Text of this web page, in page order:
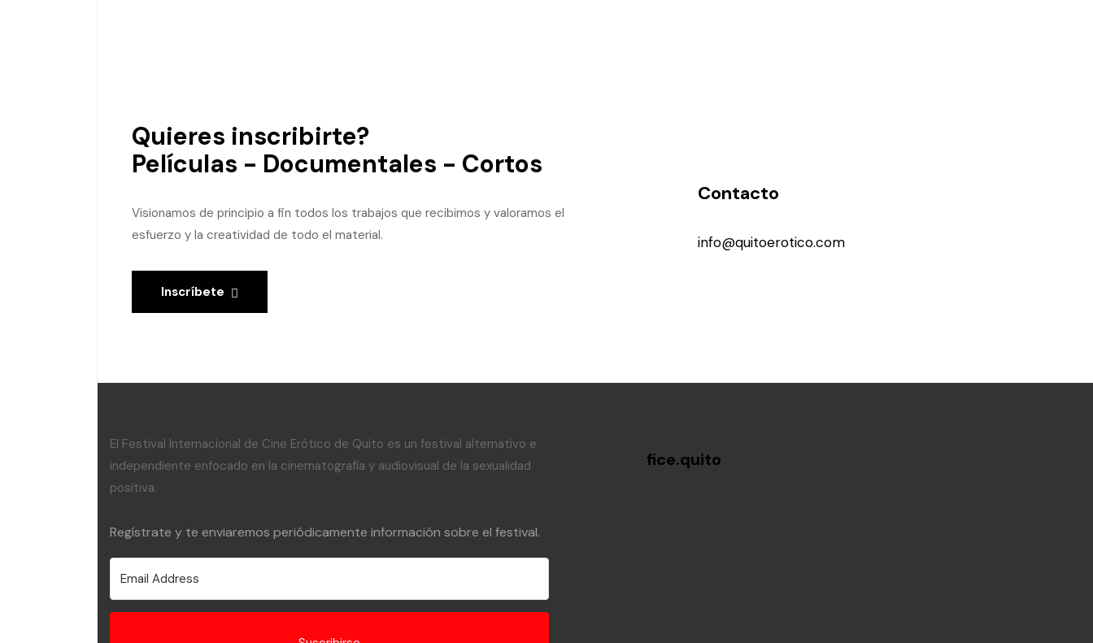
Quieres inscribirte?
Películas - Documentales - Cortos
Visionamos de principio a fin todos los trabajos que recibimos y valoramos el
esfuerzo y la creatividad de todo el material.
Inscríbete
Contacto
info@quitoerotico.com
El Festival Internacional de Cine Erótico de Quito es un festival alternativo e
independiente enfocado en la cinematografía y audiovisual de la sexualidad
positiva.
Regístrate y te enviaremos periódicamente información sobre el festival.
fice.quito